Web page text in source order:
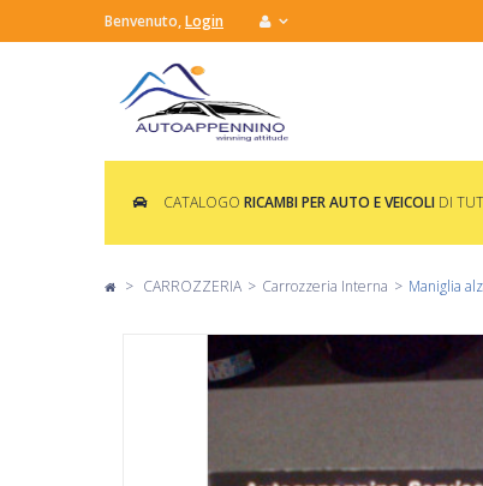
Benvenuto,Login
CATALOGO RICAMBI PER AUTO E VEICOLI DI
> CARROZZERIA > Carrozzeria Interna > Maniglia